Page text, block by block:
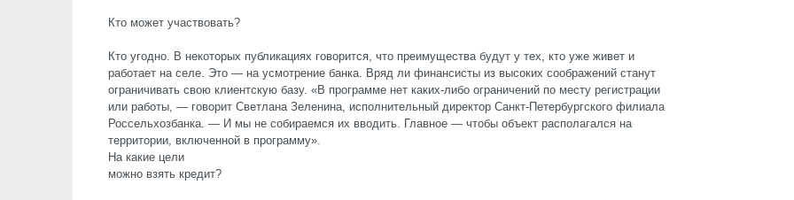
Кто может участвовать?
Кто угодно. В некоторых публикациях говорится, что преимущества будут у тех, кто уже живет и
работает на селе. Это — на усмотрение банка. Вряд ли финансисты из высоких соображений станут
ограничивать свою клиентскую базу. «В программе нет каких-либо ограничений по месту регистрации
или работы, — говорит Светлана Зеленина, исполнительный директор Санкт-Петербургского филиала
Россельхозбанка. — И мы не собираемся их вводить. Главное — чтобы объект располагался на
территории, включенной в программу».
На какие цели
можно взять кредит?